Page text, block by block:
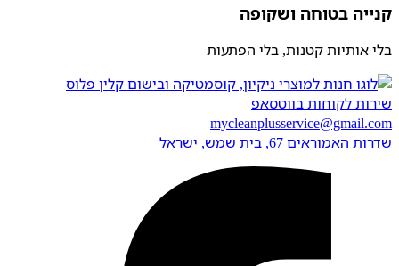
קנייה בטוחה ושקופה
בלי אותיות קטנות, בלי הפתעות
שירות לקוחות בווטסאפ
mycleanplusservice@gmail.com
שדרות האמוראים 67, בית שמש​, ישראל